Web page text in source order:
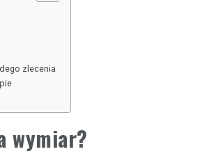
zlecenia
wymiar?